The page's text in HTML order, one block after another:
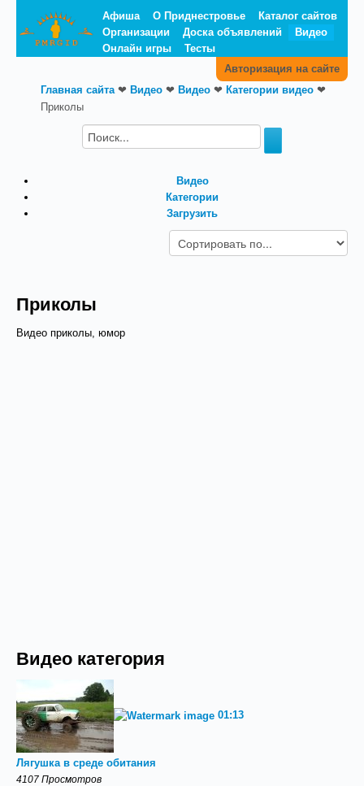
Афиша О Приднестровье
Каталог сайтов
Организации
Доска объявлений
Видео
Онлайн игры
Тесты
Авторизация на сайте
Главная сайта❤ Видео ❤ Видео ❤ Категории видео ❤
Приколы
Видео
Категории
Загрузить
Приколы
Видео приколы, юмор
Видео категория
01:13
Лягушка в среде обитания
4107 Просмотров